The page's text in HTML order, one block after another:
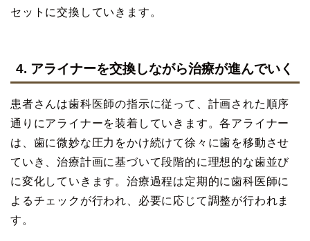
セットに交換していきます。
4. アライナーを交換しながら治療が進んでいく
患者さんは歯科医師の指示に従って、計画された順序
通りにアライナーを装着していきます。各アライナー
は、歯に微妙な圧力をかけ続けて徐々に歯を移動させ
ていき、治療計画に基づいて段階的に理想的な歯並び
に変化していきます。治療過程は定期的に歯科医師に
よるチェックが行われ、必要に応じて調整が行われま
す。